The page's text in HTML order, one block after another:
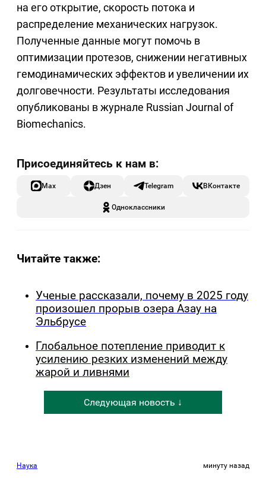
на его открытие, скорость потока и
распределение механических нагрузок.
Полученные данные могут помочь в
оптимизации протезов, снижении негативных
гемодинамических эффектов и увеличении их
долговечности. Результаты исследования
опубликованы в журнале Russian Journal of
Biomechanics.
Max Дзен Telegram ВКонтакте
Одноклассники
Читайте также:
Ученые рассказали, почему в 2025 году
произошел прорыв озера Азау на
Эльбрусе
Глобальное потепление приводит к
усилению резких изменений между
жарой и ливнями
Следующая новость ↓
Наука минуту назад